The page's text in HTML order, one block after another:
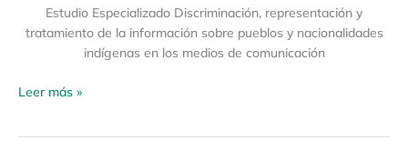
Estudio Especializado Discriminación, representación y
tratamiento de la información sobre pueblos y nacionalidades
indígenas en los medios de comunicación
Leer más »